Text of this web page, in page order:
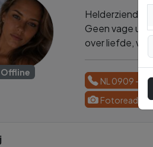
Offline
Helderziend
Geen vage
over liefde,
NL 0909 -
Fotoreading